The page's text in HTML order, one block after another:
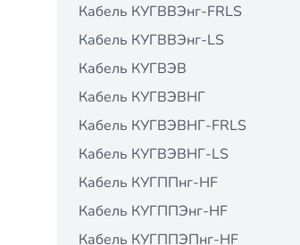
Кабель КУГВВЭнг-FRLS
Кабель КУГВВЭнг-LS
Кабель КУГВЭВ
Кабель КУГВЭВНГ
Кабель КУГВЭВНГ-FRLS
Кабель КУГВЭВНГ-LS
Кабель КУГППнг-HF
Кабель КУГППЭнг-HF
Кабель КУГППЭПнг-HF